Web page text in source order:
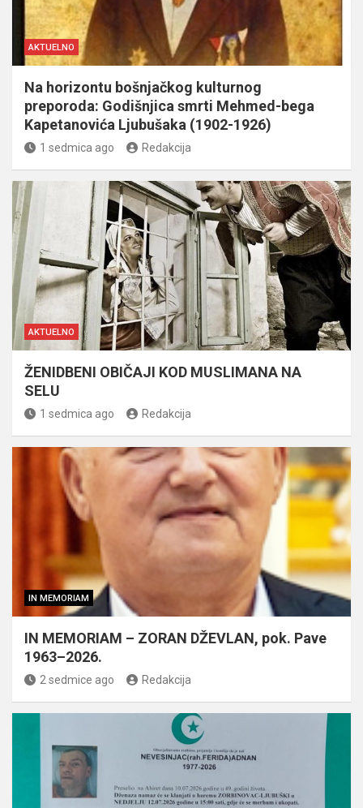
AKTUELNO
Na horizontu bošnjačkog kulturnog
preporoda: Godišnjica smrti Mehmed-bega
Kapetanovića Ljubušaka (1902-1926)
1 sedmica ago Redakcija
AKTUELNO
ŽENIDBENI OBIČAJI KOD MUSLIMANA NA
SELU
1 sedmica ago Redakcija
IN MEMORIAM
IN MEMORIAM – ZORAN DŽEVLAN, pok. Pave
1963–2026.
2 sedmice ago Redakcija